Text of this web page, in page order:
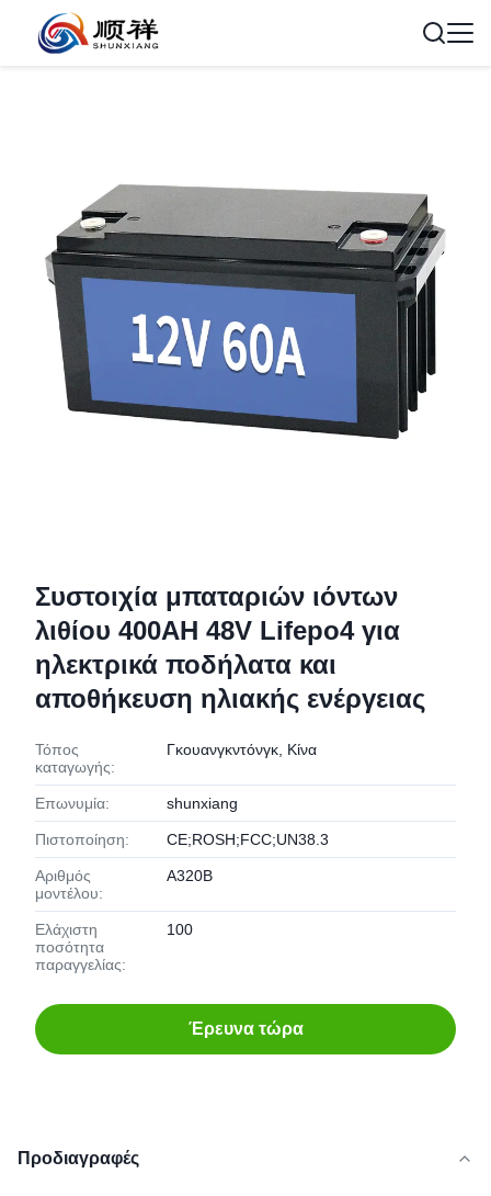
Συστοιχία μπαταριών ιόντων
λιθίου 400AH 48V Lifepo4 για
ηλεκτρικά ποδήλατα και
αποθήκευση ηλιακής ενέργειας
Τόπος
καταγωγής:
Γκουανγκντόνγκ, Κίνα
Επωνυμία: shunxiang
Πιστοποίηση: CE;ROSH;FCC;UN38.3
Αριθμός
μοντέλου:
A320B
Ελάχιστη
ποσότητα
παραγγελίας:
100
Έρευνα τώρα
Προδιαγραφές